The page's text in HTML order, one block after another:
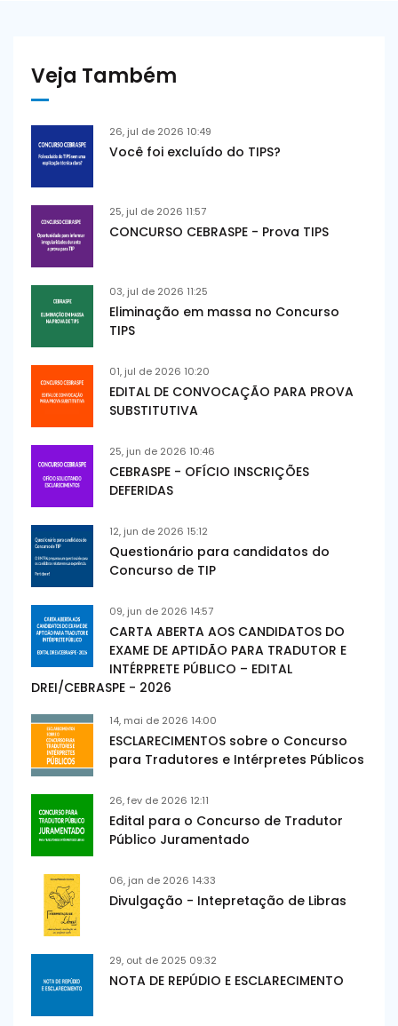
Veja Também
26, jul de 2026 10:49
Você foi excluído do TIPS?
25, jul de 2026 11:57
CONCURSO CEBRASPE - Prova TIPS
03, jul de 2026 11:25
Eliminação em massa no Concurso
TIPS
01, jul de 2026 10:20
EDITAL DE CONVOCAÇÃO PARA PROVA
SUBSTITUTIVA
25, jun de 2026 10:46
CEBRASPE - OFÍCIO INSCRIÇÕES
DEFERIDAS
12, jun de 2026 15:12
Questionário para candidatos do
Concurso de TIP
09, jun de 2026 14:57
CARTA ABERTA AOS CANDIDATOS DO
EXAME DE APTIDÃO PARA TRADUTOR E
INTÉRPRETE PÚBLICO – EDITAL
DREI/CEBRASPE - 2026
14, mai de 2026 14:00
ESCLARECIMENTOS sobre o Concurso
para Tradutores e Intérpretes Públicos
26, fev de 2026 12:11
Edital para o Concurso de Tradutor
Público Juramentado
06, jan de 2026 14:33
Divulgação - Intepretação de Libras
29, out de 2025 09:32
NOTA DE REPÚDIO E ESCLARECIMENTO